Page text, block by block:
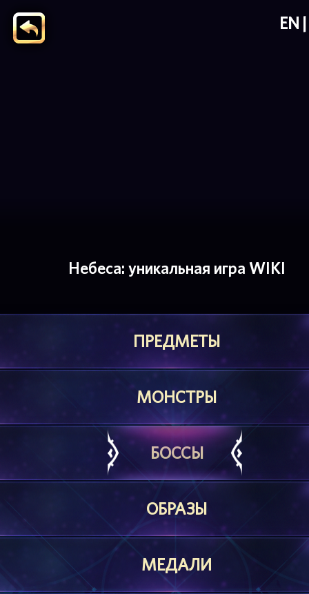
EN
Небеса: уникальная игра WIKI
ПРЕДМЕТЫ
МОНСТРЫ
БОССЫ
ОБРАЗЫ
МЕДАЛИ